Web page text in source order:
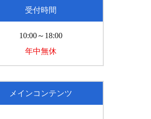
受付時間
10:00～18:00
年中無休
メインコンテンツ